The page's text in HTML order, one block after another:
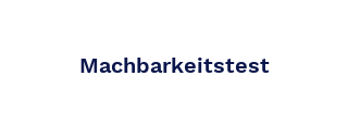
Machbarkeitstest